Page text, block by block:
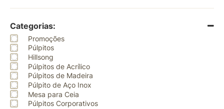
Categorias:
Promoções
Púlpitos
Hillsong
Púlpitos de Acrílico
Púlpitos de Madeira
Púlpito de Aço Inox
Mesa para Ceia
Púlpitos Corporativos